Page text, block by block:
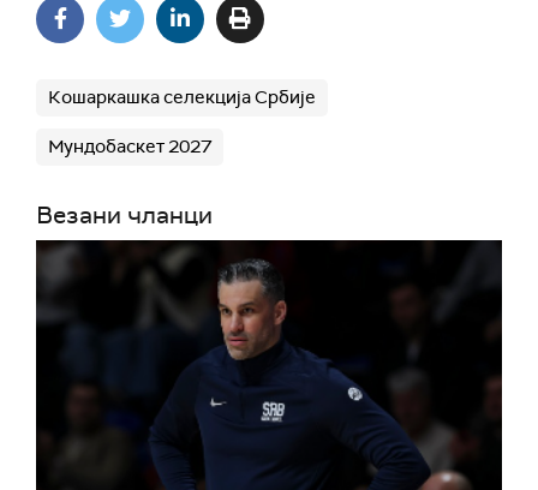
Кошаркашка селекција Србије
Мундобаскет 2027
Везани чланци